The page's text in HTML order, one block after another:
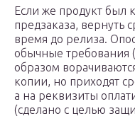
Если же продукт был
предзаказа, вернуть
время до релиза.
обычные требования
образом
копии, но приходят
а на реквизиты
(сделано с целью